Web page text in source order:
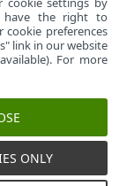
have the right to
preferences
link in our website
For more
ONLY